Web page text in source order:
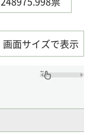
画面サイズで表示